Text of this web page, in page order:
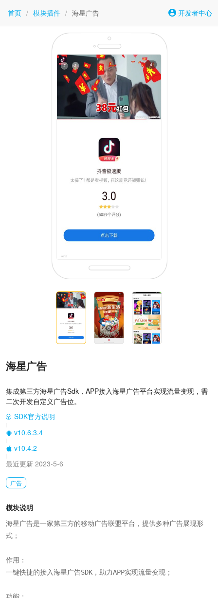
首页 / 模块插件 / 海星广告 开发者中心
海星广告
集成第三方海星广告Sdk，APP接入海星广告平台实现流量变现，需
二次开发自定义广告位。
SDK官方说明
v10.6.3.4
v10.4.2
最近更新 2023-5-6
广告
模块说明
海星广告是一家第三方的移动广告联盟平台，提供多种广告展现形
式；
作用：
一键快捷的接入海星广告SDK，助力APP实现流量变现；